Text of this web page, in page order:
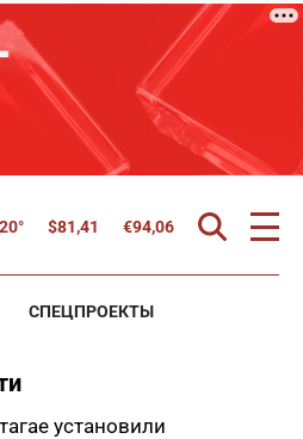
20° $81,41 €94,06
СПЕЦПРОЕКТЫ
установили